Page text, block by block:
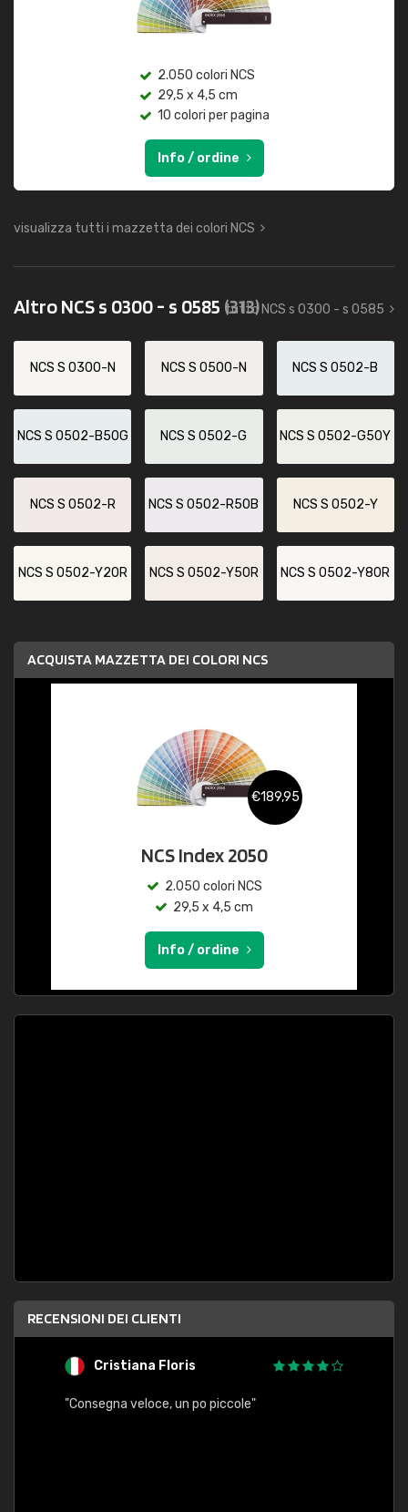
2.050 colori NCS
29,5 x 4,5 cm
10 colori per pagina
Info / ordine
visualizza tutti i mazzetta dei colori NCS
Altro NCS s 0300 - s 0585 (313)
tutto NCS s 0300 - s 0585
NCS S 0300-N NCS S 0500-N NCS S 0502-B
NCS S 0502-B50G NCS S 0502-G NCS S 0502-G50Y
NCS S 0502-R NCS S 0502-R50B NCS S 0502-Y
NCS S 0502-Y20R NCS S 0502-Y50R NCS S 0502-Y80R
ACQUISTA MAZZETTA DEI COLORI NCS
€189,95
NCS Index 2050
2.050 colori NCS
29,5 x 4,5 cm
Info / ordine
RECENSIONI DEI CLIENTI
Cristiana Floris
"Consegna veloce, un po piccole"